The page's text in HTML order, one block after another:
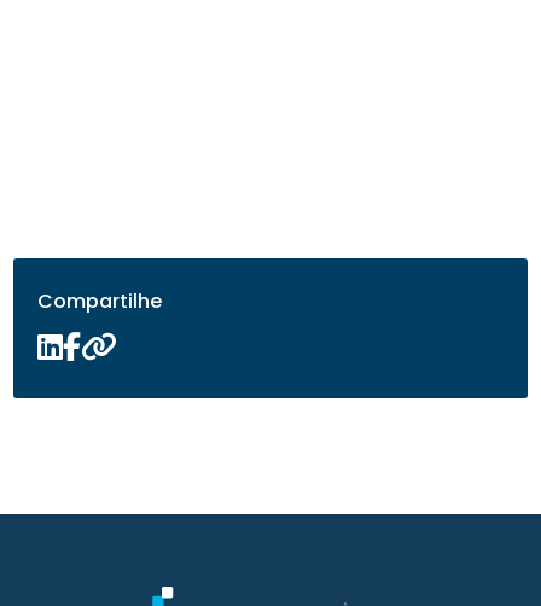
Compartilhe